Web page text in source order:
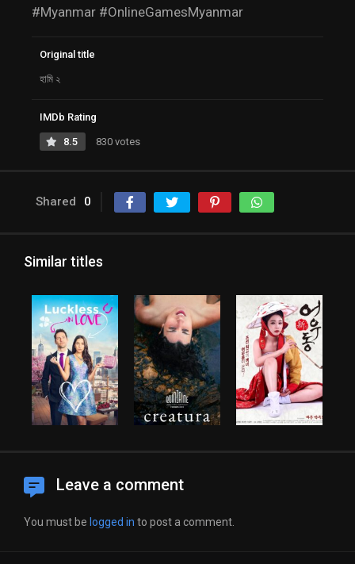
#Myanmar #OnlineGamesMyanmar
Original title
হামি ২
IMDb Rating
8.5 830 votes
Shared 0
Similar titles
Leave a comment
You must be logged in to post a comment.